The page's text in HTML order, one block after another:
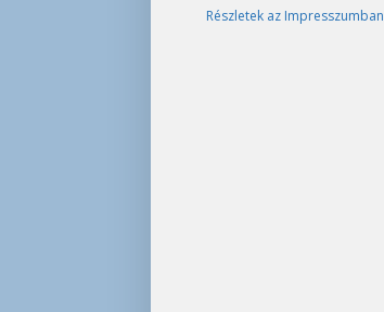
Részletek az Impresszumban